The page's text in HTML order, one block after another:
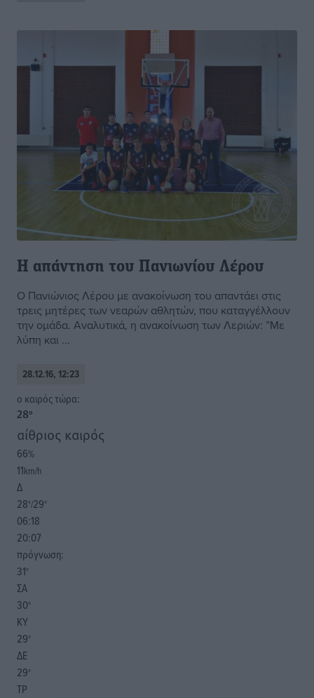
Η απάντηση του Πανιωνίου Λέρου
Ο Πανιώνιος Λέρου με ανακοίνωση του απαντάει στις
τρεις μητέρες των νεαρών αθλητών, που καταγγέλλουν
την ομάδα. Αναλυτικά, η ανακοίνωση των Λεριών: ”Με
λύπη και ...
28.12.16, 12:23
o καιρός τώρα:
28°
αίθριος καιρός
66%
11km/h
Δ
28°/29°
06:18
20:07
πρόγνωση:
31°
ΣΑ
30°
ΚΥ
29°
ΔΕ
29°
ΤΡ